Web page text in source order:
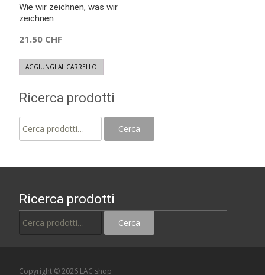
Wie wir zeichnen, was wir
zeichnen
21.50 CHF
AGGIUNGI AL CARRELLO
Ricerca prodotti
Cerca
Ricerca prodotti
Cerca
Copyright © 2026 LAC shop